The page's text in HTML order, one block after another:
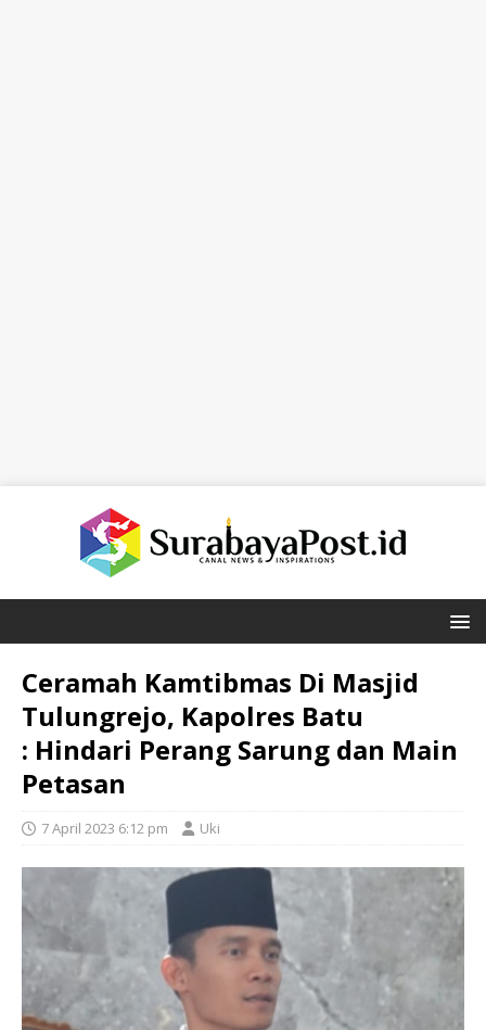
Ceramah Kamtibmas Di Masjid
Tulungrejo, Kapolres Batu
: Hindari Perang Sarung dan Main
Petasan
7 April 2023 6:12 pm Uki